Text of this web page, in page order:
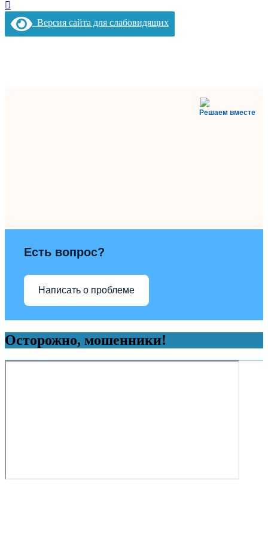
Версия сайта для слабовидящих
Решаем вместе
Есть вопрос?
Написать о проблеме
Осторожно, мошенники!